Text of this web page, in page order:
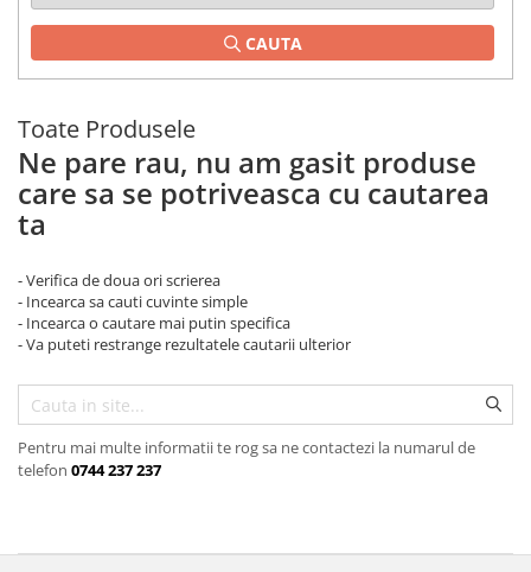
CAUTA
Toate Produsele
Ne pare rau, nu am gasit produse
care sa se potriveasca cu cautarea
ta
- Verifica de doua ori scrierea
- Incearca sa cauti cuvinte simple
- Incearca o cautare mai putin specifica
- Va puteti restrange rezultatele cautarii ulterior
Pentru mai multe informatii te rog sa ne contactezi la numarul de
telefon 0744 237 237